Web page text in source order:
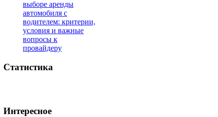
выборе аренды
автомобиля с
водителем: критерии,
условия и важные
вопросы к
провайдеру
Статистика
Интересное